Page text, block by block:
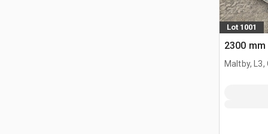
Lot 1001
2300
Maltby, L3,